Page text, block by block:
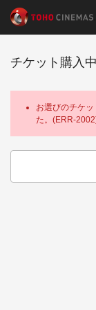
チケット購入
お選びのチケ
た。(ERR-